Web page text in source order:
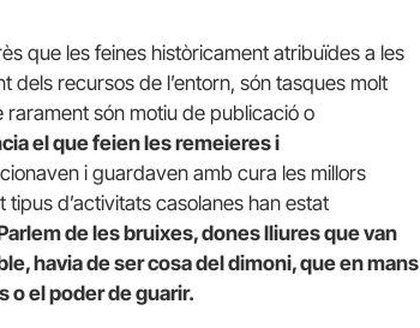
que les feines històricament atribuïdes a les
dels recursos de l’entorn, són tasques molt
rarament són motiu de publicació o
el que feien les remeieres i
i guardaven amb cura les millors
d’activitats casolanes han estat
de les bruixes, dones lliures que van
havia de ser cosa del dimoni, que en mans
o el poder de guarir.